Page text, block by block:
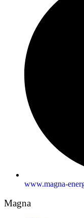
www.magna-
Magna